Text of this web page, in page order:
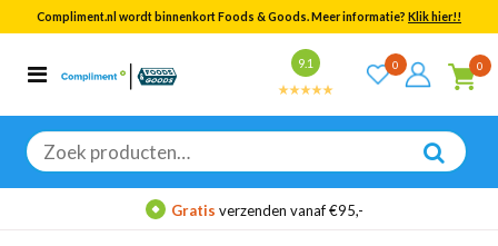
Compliment.nl wordt binnenkort Foods & Goods. Meer informatie? Klik hier!!
9.1 0 0
Zoeken
naar:
Categorieën
Bekijk alle resultaten
Gratis verzenden vanaf €95,-